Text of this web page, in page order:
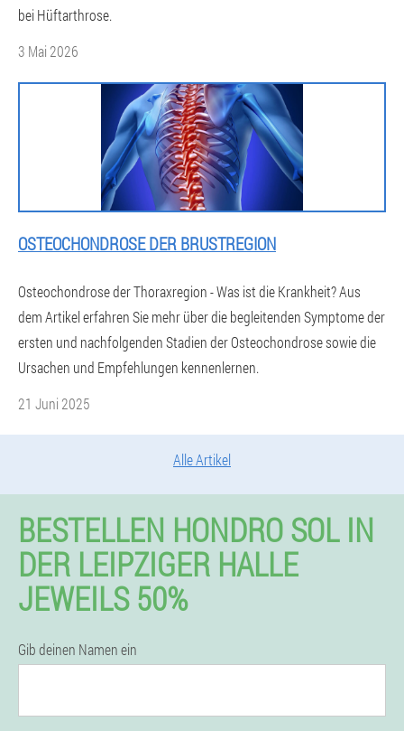
bei Hüftarthrose.
3 Mai 2026
OSTEOCHONDROSE DER BRUSTREGION
Osteochondrose der Thoraxregion - Was ist die Krankheit? Aus
dem Artikel erfahren Sie mehr über die begleitenden Symptome der
ersten und nachfolgenden Stadien der Osteochondrose sowie die
Ursachen und Empfehlungen kennenlernen.
21 Juni 2025
Alle Artikel
BESTELLEN HONDRO SOL IN
DER LEIPZIGER HALLE
JEWEILS 50%
Gib deinen Namen ein